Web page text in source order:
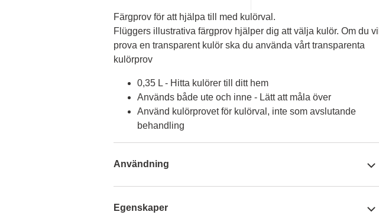
Färgprov för att hjälpa till med kulörval.
Flüggers illustrativa färgprov hjälper dig att välja kulör. Om du vill
prova en transparent kulör ska du använda vårt transparenta
kulörprov
0,35 L - Hitta kulörer till ditt hem
Används både ute och inne - Lätt att måla över
Använd kulörprovet för kulörval, inte som avslutande
behandling
Användning
Egenskaper